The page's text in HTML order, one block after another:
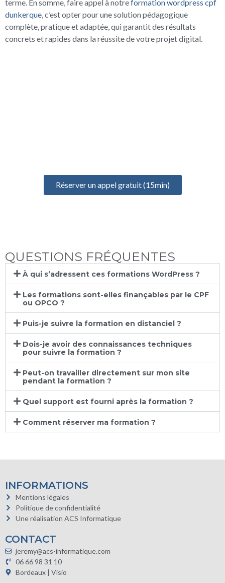
terme. En somme, faire appel à notreformation wordpress cpf
dunkerque, c’est opter pour une solution pédagogique
complète, pratique et adaptée, qui garantit des résultats
concrets et rapides dans la réussite de votre projet digital.
Réserver un appel gratuit (15min)
QUESTIONS FRÉQUENTES
À qui s’adressent ces formations WordPress ?
Les formations sont-elles finançables par le CPF
ou OPCO ?
Puis-je suivre la formation en distanciel ?
Dois-je avoir des connaissances techniques
pour suivre la formation ?
Peut-on travailler directement sur mon site
pendant la formation ?
Quel support est fourni après la formation ?
Comment réserver ma formation ?
INFORMATIONS
Mentions légales
Politique de confidentialité
Une réalisation ACS Informatique
CONTACT
jeremy@acs-informatique.com
06 66 98 31 10
Bordeaux | Visio